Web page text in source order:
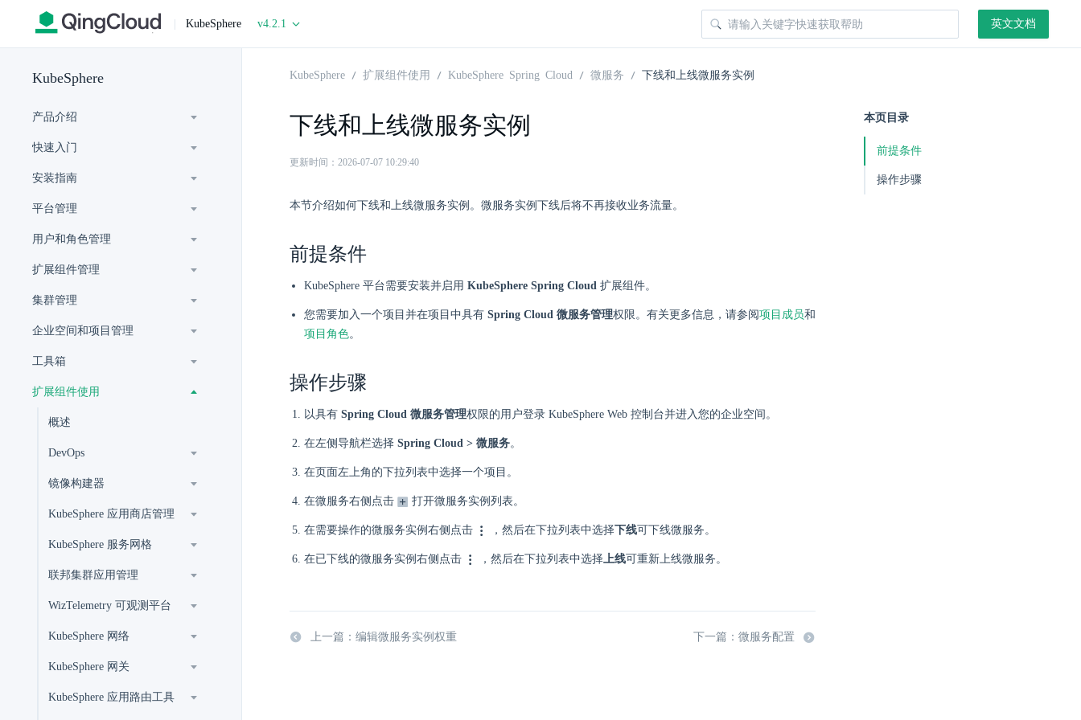
| KubeSphere v4.2.1 英文文档
KubeSphere
产品介绍
快速入门
安装指南
平台管理
用户和角色管理
扩展组件管理
集群管理
企业空间和项目管理
工具箱
扩展组件使用
概述
DevOps
镜像构建器
KubeSphere 应用商店管理
KubeSphere 服务网格
联邦集群应用管理
WizTelemetry 可观测平台
KubeSphere 网络
KubeSphere 网关
KubeSphere 应用路由工具
KubeSphere 扩展组件使用 KubeSphere Spring Cloud 微服务 下线和上线微服务实例
下线和上线微服务实例
更新时间：2026-07-07 10:29:40
本节介绍如何下线和上线微服务实例。微服务实例下线后将不再接收业务流量。
前提条件
KubeSphere 平台需要安装并启用 KubeSphere Spring Cloud 扩展组件。
您需要加入一个项目并在项目中具有 Spring Cloud 微服务管理权限。有关更多信息，请参阅项目成员和
项目角色。
操作步骤
以具有 Spring Cloud 微服务管理权限的用户登录 KubeSphere Web 控制台并进入您的企业空间。
在左侧导航栏选择 Spring Cloud > 微服务。
在页面左上角的下拉列表中选择一个项目。
在微服务右侧点击 打开微服务实例列表。
在需要操作的微服务实例右侧点击 ，然后在下拉列表中选择下线可下线微服务。
在已下线的微服务实例右侧点击 ，然后在下拉列表中选择上线可重新上线微服务。
上一篇：编辑微服务实例权重 下一篇：微服务配置
本页目录
前提条件
操作步骤